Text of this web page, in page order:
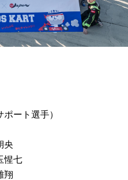
ート選手）​
央​
惺七​
翔​